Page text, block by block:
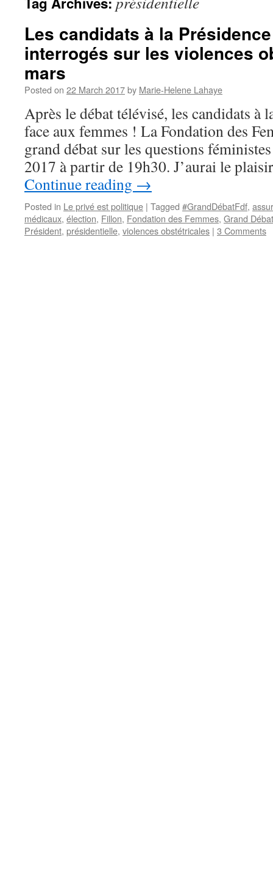
Les candidats à la
interrogés sur les violences
mars
Posted on 22 March 2017by Marie-Helene Lahaye
Après le débat télévisé, les candidats à
face aux femmes ! La Fondation des
grand débat sur les questions
2017 à partir de 19h30. J’aurai le
Continue reading →
Posted in Le privé est politique | Tagged #GrandDébatFdf,
médicaux, élection, Fillon, Fondation des Femmes, Grand Débat
Président, présidentielle, violences obstétricales | 3 Comments